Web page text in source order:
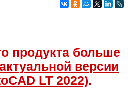
продукта больше
версии
LT 2022).